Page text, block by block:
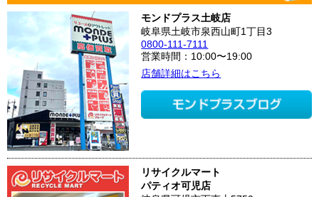
モンドプラス土岐店
岐阜県土岐市泉西山町1丁目3
0800-111-7111
営業時間：10:00〜19:00
店舗詳細はこちら
リサイクルマート
パティオ可児店